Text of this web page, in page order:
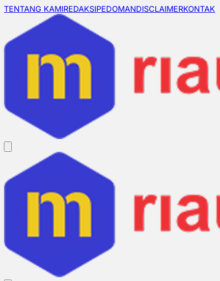
TENTANG KAMIREDAKSIPEDOMANDISCLAIMERKONTAK